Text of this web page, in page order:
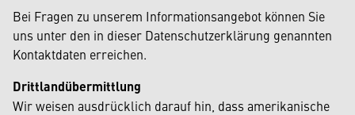
Bei Fragen zu unserem Informationsangebot können Sie
uns unter den in dieser Datenschutzerklärung genannten
Kontaktdaten erreichen.
Drittlandübermittlung
Wir weisen ausdrücklich darauf hin, dass amerikanische